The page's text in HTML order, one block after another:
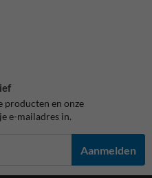
producten en onze
e-mailadres in.
Aanmelden